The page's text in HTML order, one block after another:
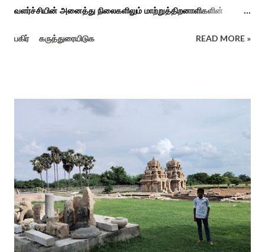
வளர்ச்சியின் அனைத்து நிலைகளிலும் மாற்றுத்திறனாளிகளின்
நோக்கமாகக் கொண்டது. சமூகத்தில் மாற்றுத்திறனாளிகளின்
நிகழ்ச்சிகள், கருத்தரங்குகள் மற்றும் உதவிகள் வழங்கும் விழாக்கள்
பல்கலைக்கழகத்தின் சிறப்புக் கல்வி மற்றும் மறுவாழ்வு அறிவியல்
துறை, மற்றும் டாக்டர் அழகப்பா கல்வி அறிவியல் நிறுவனம் , மற்றும்
காரைக்குடி ஹெரிடேஜ் ரோட்டரி கிளப், மற்றும் மாற்றுத்
திறனாளிகளுக்கான மல்டிமோடல் மெட்டீரியல் உற்பத்திக்கான மையம்,
மற்றும் ஐடி மற்றும் ஆட்டிசத்திற்கான அழகப்பா பல்கலைக்கழக
சிறப்புப் பள்ளி சார்பில் இந்த ஆணடு விழா சர்வதேச மாற்று...
பகிர் கருத்துரையிடுக READ MORE »